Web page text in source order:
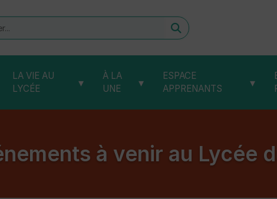
LA VIE AU
LYCÉE
▾
À LA
UNE
▾
ESPACE
APPRENANTS
▾
à venir au Lycée